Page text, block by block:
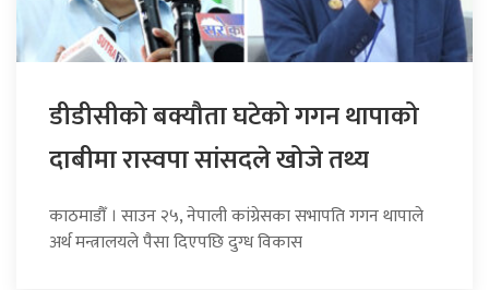
डीडीसीको बक्यौता घटेको गगन थापाको
दाबीमा रास्वपा सांसदले खोजे तथ्य
काठमाडौँ । साउन २५, नेपाली कांग्रेसका सभापति गगन थापाले
अर्थ मन्त्रालयले पैसा दिएपछि दुग्ध विकास